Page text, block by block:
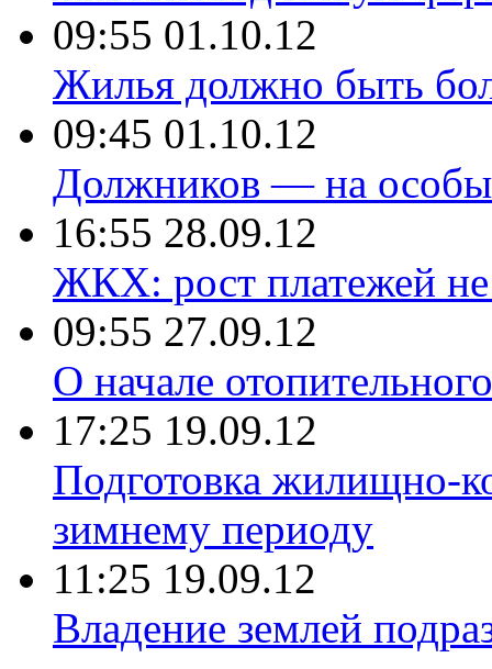
09:55 01.10.12
Жилья должно быть
09:45 01.10.12
Должников — на
16:55 28.09.12
ЖКХ: рост платежей
09:55 27.09.12
О начале
17:25 19.09.12
Подготовка жилищно-
зимнему периоду
11:25 19.09.12
Владение землей